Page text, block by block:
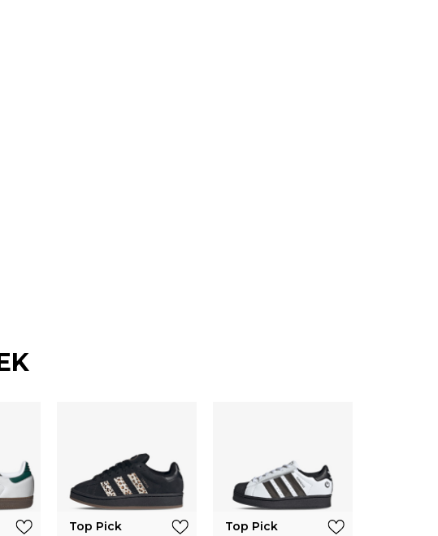
Top Pick Top Pick